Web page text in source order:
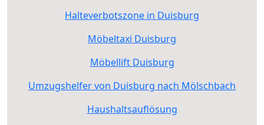
Halteverbotszone in Duisburg
Möbeltaxi Duisburg
Möbellift Duisburg
Umzugshelfer von Duisburg nach Mölschbach
Haushaltsauflösung